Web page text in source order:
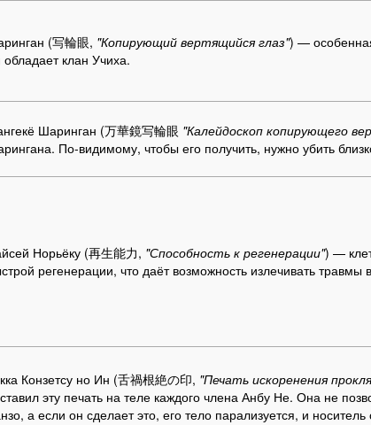
(写輪眼, "Копирующий вертящийся глаз") —
обладает клан Учиха.
Шаринган (万華鏡写輪眼 "Калейдоскоп копирующего
По-видимому, чтобы его получить, нужно убить
Норьёку (再生能力, "Способность к регенерации") —
регенерации, что даёт возможность излечивать травмы
Конзетсу но Ин (舌禍根絶の印, "Печать искоренения
эту печать на теле каждого члена Анбу Не. Она не
а если он сделает это, его тело парализуется, и